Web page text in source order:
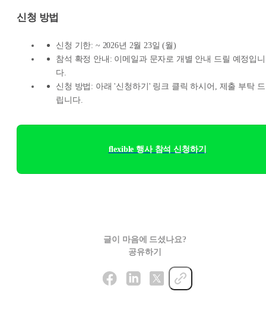
신청 방법
신청 기한: ~ 2026년 2월 23일 (월)
참석 확정 안내: 이메일과 문자로 개별 안내 드릴 예정입니
다.
신청 방법: 아래 '신청하기' 링크 클릭 하시어, 제출 부탁 드
립니다.
flexible 행사 참석 신청하기
글이 마음에 드셨나요?
공유하기